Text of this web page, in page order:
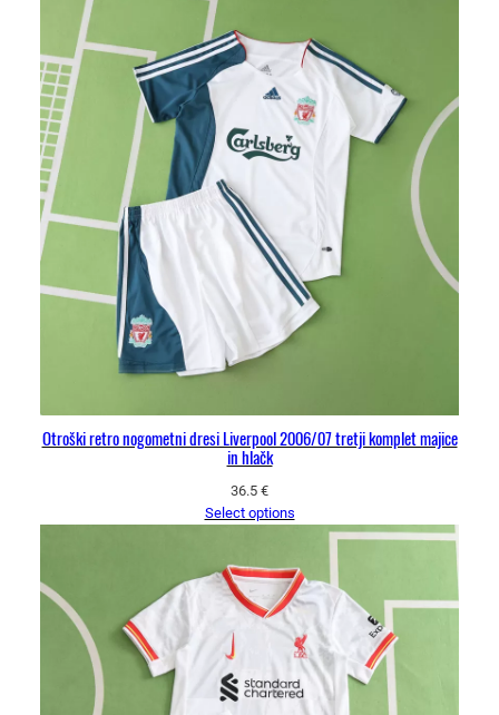
Otroški retro nogometni dresi Liverpool 2006/07 tretji komplet majice
in hlačk
36.5 €
Select options